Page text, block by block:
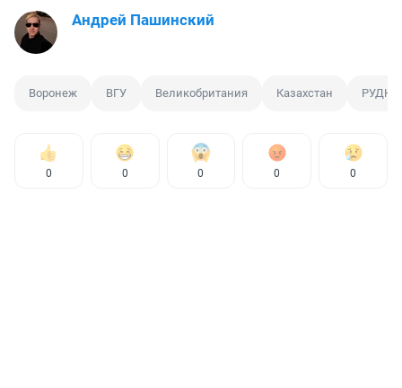
Андрей Пашинский
Воронеж ВГУ Великобритания Казахстан РУДН
0 0 0 0 0